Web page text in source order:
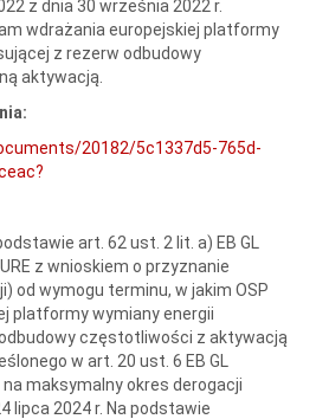
z dnia 30 września 2022 r.
wdrażania europejskiej platformy
z rezerw odbudowy
aktywacją.
20182/5c1337d5-765d-
art. 62 ust. 2 lit. a) EB GL
z wnioskiem o przyznanie
od wymogu terminu, w jakim OSP
platformy wymiany energii
częstotliwości z aktywacją
w art. 20 ust. 6 EB GL
maksymalny okres derogacji
lipca 2024 r. Na podstawie